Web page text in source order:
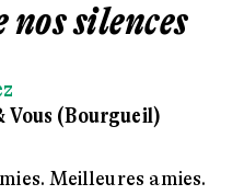
silences
(Bourgueil)
Meilleures amies.